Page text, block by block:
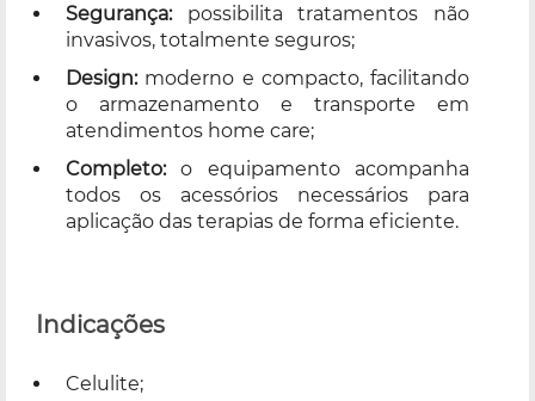
Segurança:possibilita tratamentos não
invasivos, totalmente seguros;
Design:moderno e compacto, facilitando
o armazenamento e transporte em
atendimentos home care;
Completo:o equipamento acompanha
todos os acessórios necessários para
aplicação das terapias de forma eficiente.
Indicações
Celulite;